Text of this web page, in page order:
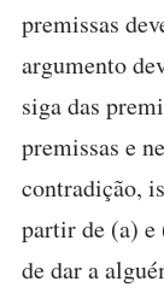
premissas
argumento
siga das
premissas e
contradição,
partir de (a) e
de dar a